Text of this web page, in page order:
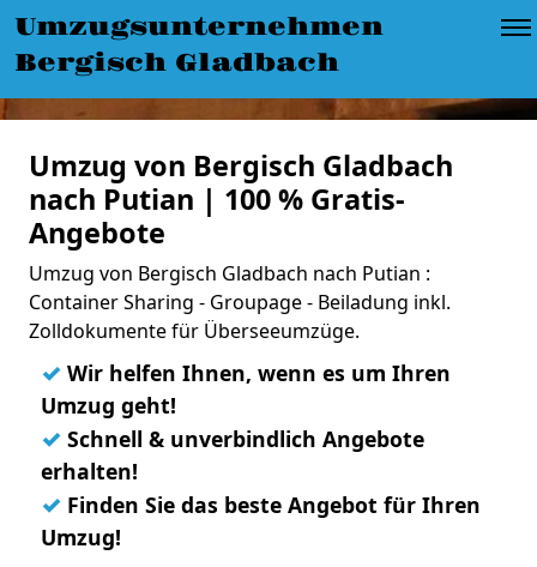
Umzugsunternehmen
Bergisch Gladbach
Umzug von Bergisch Gladbach
nach Putian | 100 % Gratis-
Angebote
Umzug von Bergisch Gladbach nach Putian :
Container Sharing - Groupage - Beiladung inkl.
Zolldokumente für Überseeumzüge.
✓ Wir helfen Ihnen, wenn es um Ihren
Umzug geht!
✓ Schnell & unverbindlich Angebote
erhalten!
✓ Finden Sie das beste Angebot für Ihren
Umzug!